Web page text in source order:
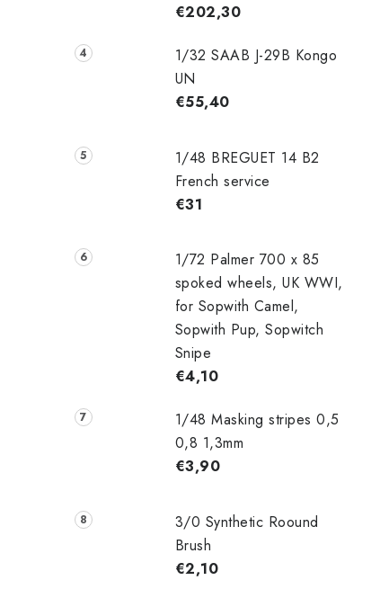
€202,30
1/32 SAAB J-29B Kongo
UN
€55,40
1/48 ‌‌BREGUET 14 B2
French service
€31
1/72 Palmer 700 x 85
spoked wheels, UK WWI,
for Sopwith Camel,
Sopwith Pup, Sopwitch
Snipe
€4,10
1/48 Masking stripes 0,5
0,8 1,3mm
€3,90
3/0 Synthetic Roound
Brush
€2,10